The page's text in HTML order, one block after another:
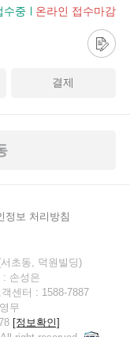
수중 온라인 접수마감
결제
정보 처리방침
초동, 덕원빌딩)
: 손성은
센터 : 1588-7887
무
[정보확인]